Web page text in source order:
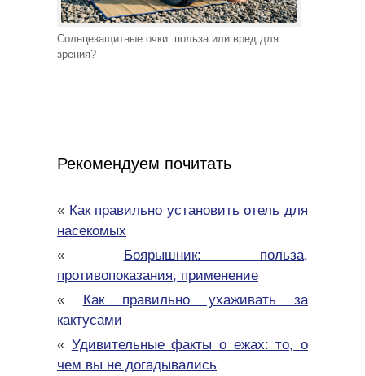
Солнцезащитные очки: польза или вред для
зрения?
Рекомендуем почитать
« Как правильно установить отель для
насекомых
« Боярышник: польза,
противопоказания, применение
« Как правильно ухаживать за
кактусами
« Удивительные факты о ежах: то, о
чем вы не догадывались